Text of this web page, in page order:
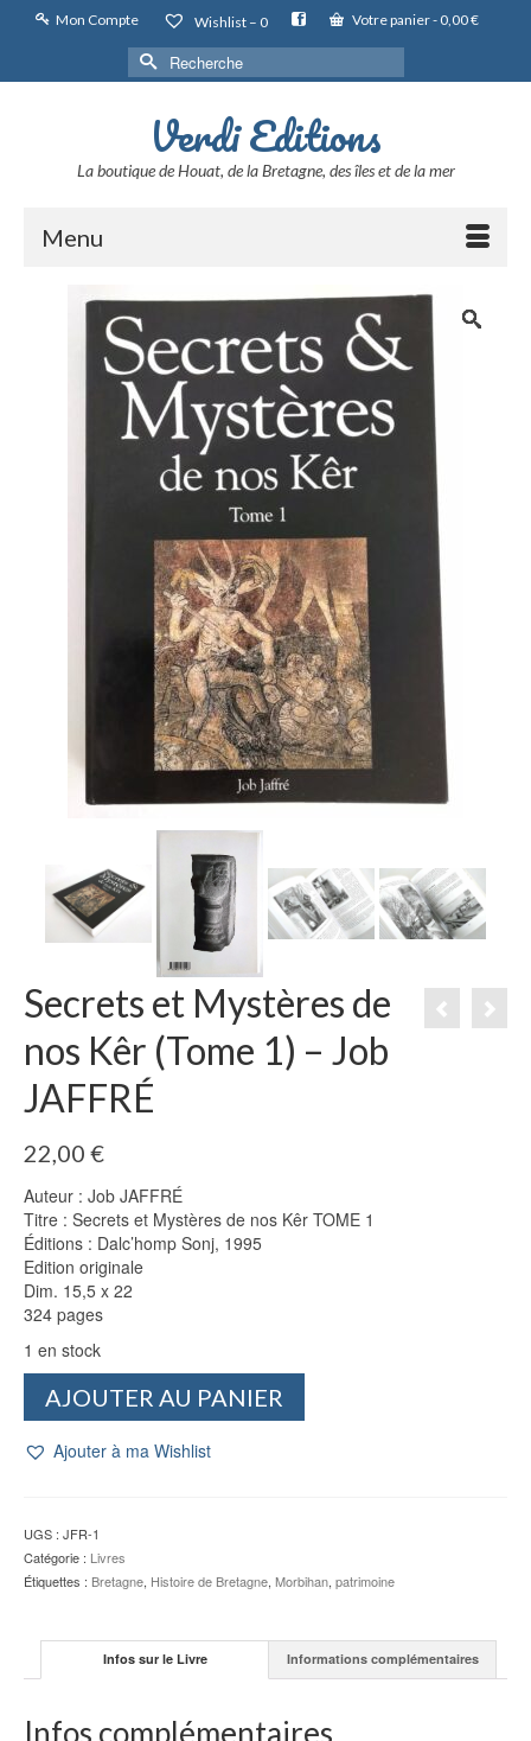
Mon Compte Wishlist – 0 Votre panier- 0,00€
Rechercher :
Verdi Editions
La boutique de Houat, de la Bretagne, des îles et de la mer
Menu
Secrets et Mystères de
nos Kêr (Tome 1) – Job
JAFFRÉ
22,00 €
Auteur : Job JAFFRÉ
Titre : Secrets et Mystères de nos Kêr TOME 1
Éditions : Dalc’homp Sonj, 1995
Edition originale
Dim. 15,5 x 22
324 pages
1 en stock
quantité
et
nos
Kêr
(Tome
Job
AJOUTER AU PANIER
Ajouter à ma Wishlist
UGS : JFR-1
Catégorie : Livres
Étiquettes : Bretagne, Histoire de Bretagne, Morbihan, patrimoine
Infos sur le Livre Informations complémentaires
Infos complémentaires